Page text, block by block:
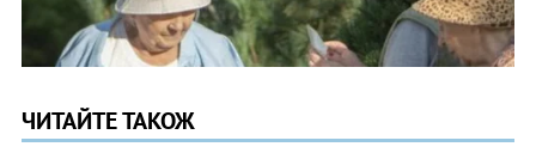
ЧИТАЙТЕ ТАКОЖ